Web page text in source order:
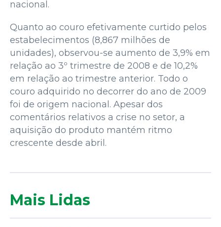
nacional.
Quanto ao couro efetivamente curtido pelos
estabelecimentos (8,867 milhões de
unidades), observou-se aumento de 3,9% em
relação ao 3º trimestre de 2008 e de 10,2%
em relação ao trimestre anterior. Todo o
couro adquirido no decorrer do ano de 2009
foi de origem nacional. Apesar dos
comentários relativos a crise no setor, a
aquisição do produto mantém ritmo
crescente desde abril.
Mais Lidas